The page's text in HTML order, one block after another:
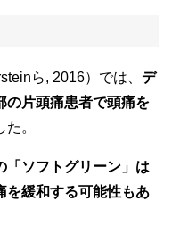
ら, 2016）では、 デ
の片頭痛患者で頭痛を
。
「ソフトグリーン」は
を緩和する可能性もあ